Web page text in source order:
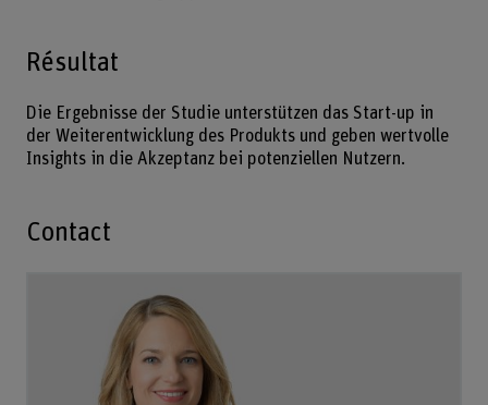
Résultat
Die Ergebnisse der Studie unterstützen das Start-up in
der Weiterentwicklung des Produkts und geben wertvolle
Insights in die Akzeptanz bei potenziellen Nutzern.
Contact